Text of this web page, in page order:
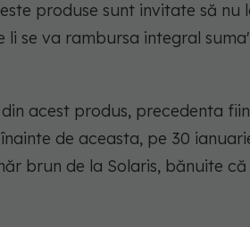
produse sunt invitate să nu
li se va rambursa integral
acest produs, precedenta
de aceasta, pe 30
brun de la Solaris, bănuite